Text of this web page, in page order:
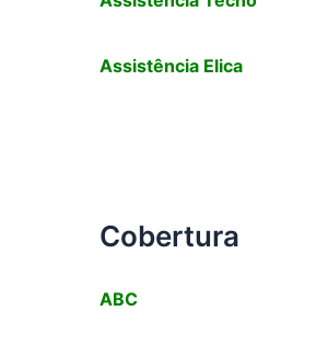
Assistência Elica
Cobertura
ABC